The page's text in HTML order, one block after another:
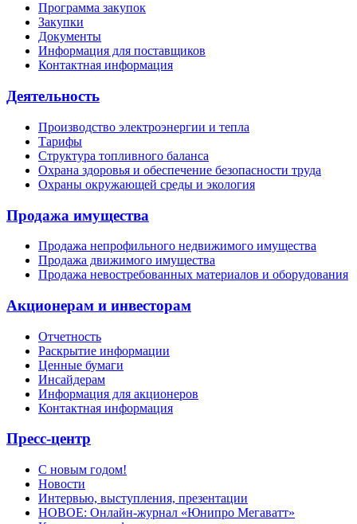
Программа закупок
Закупки
Документы
Информация для поставщиков
Контактная информация
Деятельность
Производство электроэнергии и тепла
Тарифы
Структура топливного баланса
Охрана здоровья и обеспечение безопасности труда
Охраны окружающей среды и экология
Продажа имущества
Продажа непрофильного недвижимого имущества
Продажа движимого имущества
Продажа невостребованных материалов и оборудования
Акционерам и инвесторам
Отчетность
Раскрытие информации
Ценные бумаги
Инсайдерам
Информация для акционеров
Контактная информация
Пресс-центр
С новым годом!
Новости
Интервью, выступления, презентации
НОВОЕ: Онлайн-журнал «Юнипро Мегаватт»